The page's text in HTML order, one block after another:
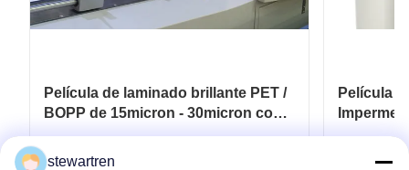
Película de laminado brillante PET /
BOPP de 15micron - 30micron con
acabado brillante
Consiga el mejor precio
Película
stewartren